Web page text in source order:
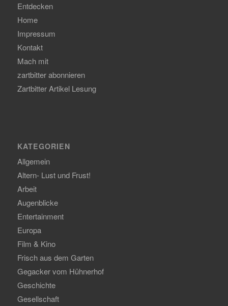
Entdecken
Home
Impressum
Kontakt
Mach mit
zartbitter abonnieren
Zartbitter Artikel Lesung
KATEGORIEN
Allgemein
Altern- Lust und Frust!
Arbeit
Augenblicke
Entertainment
Europa
Film & Kino
Frisch aus dem Garten
Gegacker vom Hühnerhof
Geschichte
Gesellschaft